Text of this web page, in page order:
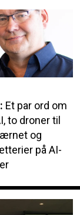
Et par ord om
to droner til
og
på AI-